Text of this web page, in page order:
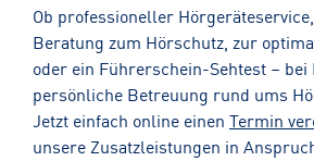
Ob professioneller
Beratung zum Hörschutz, zur
oder ein Führerschein-Sehtest –
persönliche Betreuung rund ums
Jetzt einfach online einen Termin
unsere Zusatzleistungen in